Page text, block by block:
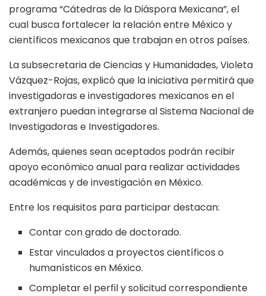
programa “Cátedras de la Diáspora Mexicana”, el
cual busca fortalecer la relación entre México y
científicos mexicanos que trabajan en otros países.
La subsecretaria de Ciencias y Humanidades, Violeta
Vázquez-Rojas, explicó que la iniciativa permitirá que
investigadoras e investigadores mexicanos en el
extranjero puedan integrarse al Sistema Nacional de
Investigadoras e Investigadores.
Además, quienes sean aceptados podrán recibir
apoyo económico anual para realizar actividades
académicas y de investigación en México.
Entre los requisitos para participar destacan:
Contar con grado de doctorado.
Estar vinculados a proyectos científicos o
humanísticos en México.
Completar el perfil y solicitud correspondiente